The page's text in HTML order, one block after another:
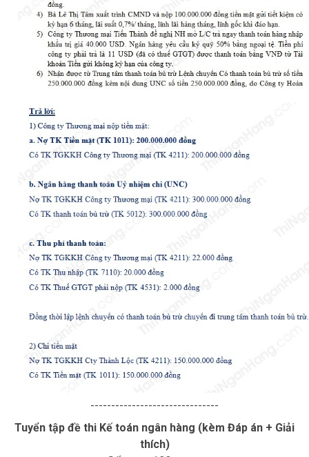
-------------------------------
Tuyển tập đề thi Kế toán ngân hàng (kèm Đáp án + Giải
thích)